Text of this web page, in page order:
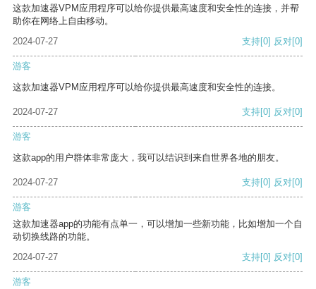
这款加速器VPM应用程序可以给你提供最高速度和安全性的连接，并帮
助你在网络上自由移动。
2024-07-27
支持[0] 反对[0]
游客
这款加速器VPM应用程序可以给你提供最高速度和安全性的连接。
2024-07-27 支持[0] 反对[0]
游客
这款app的用户群体非常庞大，我可以结识到来自世界各地的朋友。
2024-07-27 支持[0] 反对[0]
游客
这款加速器app的功能有点单一，可以增加一些新功能，比如增加一个自
动切换线路的功能。
2024-07-27
支持[0] 反对[0]
游客